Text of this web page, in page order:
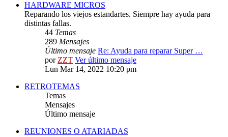
HARDWARE MICROS
Reparando los viejos estandartes. Siempre hay ayuda para
distintas fallas.
44 Temas
289 Mensajes
Último mensaje Re: Ayuda para reparar Super …
porZZT Ver último mensaje
Lun Mar 14, 2022 10:20 pm
RETROTEMAS
Temas
Mensajes
Último mensaje
REUNIONES O ATARIADAS